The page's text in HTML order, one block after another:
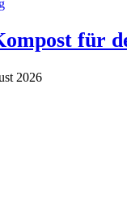
für
2026